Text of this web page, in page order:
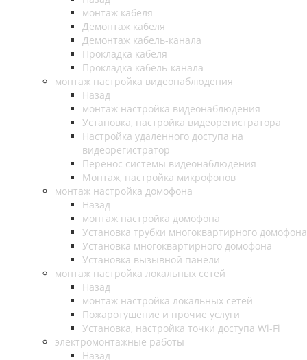
монтаж кабеля
Демонтаж кабеля
Демонтаж кабель-канала
Прокладка кабеля
Прокладка кабель-канала
монтаж настройка видеонаблюдения
Назад
монтаж настройка видеонаблюдения
Установка, настройка видеорегистратора
Настройка удаленного доступа на
видеорегистратор
Перенос системы видеонаблюдения
Монтаж, настройка микрофонов
монтаж настройка домофона
Назад
монтаж настройка домофона
Установка трубки многоквартирного домофона
Установка многоквартирного домофона
Установка вызывной панели
монтаж настройка локальных сетей
Назад
монтаж настройка локальных сетей
Пожаротушение и прочие услуги
Установка, настройка точки доступа Wi-Fi
электромонтажные работы
Назад